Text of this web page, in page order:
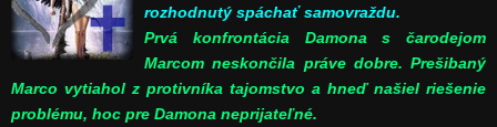
rozhodnutý spáchať samovraždu.
Prvá konfrontácia Damona s čarodejom
Marcom neskončila práve dobre. Prešibaný
Marco vytiahol z protivníka tajomstvo a hneď našiel riešenie
problému, hoc pre Damona neprijateľné.